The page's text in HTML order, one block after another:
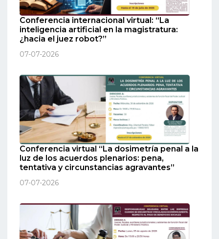
Conferencia internacional virtual: “La
inteligencia artificial en la magistratura:
¿hacia el juez robot?”
07-07-2026
Conferencia virtual “La dosimetría penal a la
luz de los acuerdos plenarios: pena,
tentativa y circunstancias agravantes”
07-07-2026